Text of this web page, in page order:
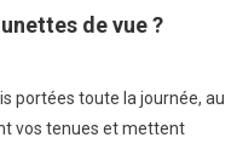
de vue ?
portées toute la journée, au
vos tenues et mettent